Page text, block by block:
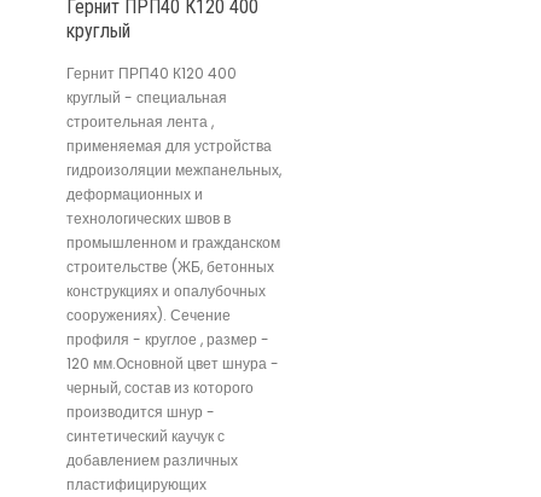
Гернит ПРП40 К120 400
круглый
Гернит ПРП40 К120 400
круглый - специальная
строительная лента ,
применяемая для устройства
гидроизоляции межпанельных,
деформационных и
технологических швов в
промышленном и гражданском
строительстве (ЖБ, бетонных
конструкциях и опалубочных
сооружениях). Сечение
профиля - круглое , размер -
120 мм.Основной цвет шнура -
черный, состав из которого
производится шнур -
синтетический каучук с
добавлением различных
пластифицирующих